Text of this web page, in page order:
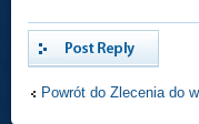
Odpowiedz
Powrót do Zlecenia do